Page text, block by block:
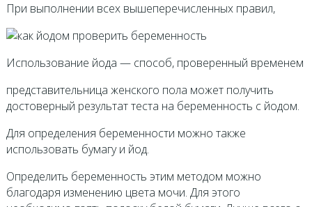
При выполнении всех вышеперечисленных правил,
Использование йода — способ, проверенный временем
представительница женского пола может получить
достоверный результат теста на беременность с йодом.
Для определения беременности можно также
использовать бумагу и йод.
Определить беременность этим методом можно
благодаря изменению цвета мочи. Для этого